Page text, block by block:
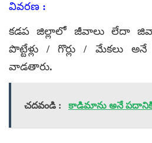
వివరణ :
కడప జిల్లాలో జీవాలు లేదా
పొట్టేళ్లు / గొర్లు / మేకలు
వాడతారు.
చదవండి : కాడిమాను అనే పదానికి